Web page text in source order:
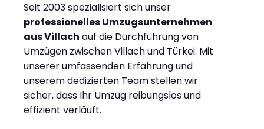
Seit 2003 spezialisiert sich unser
professionelles Umzugsunternehmen
aus Villach auf die Durchführung von
Umzügen zwischen Villach und Türkei. Mit
unserer umfassenden Erfahrung und
unserem dedizierten Team stellen wir
sicher, dass Ihr Umzug reibungslos und
effizient verläuft.